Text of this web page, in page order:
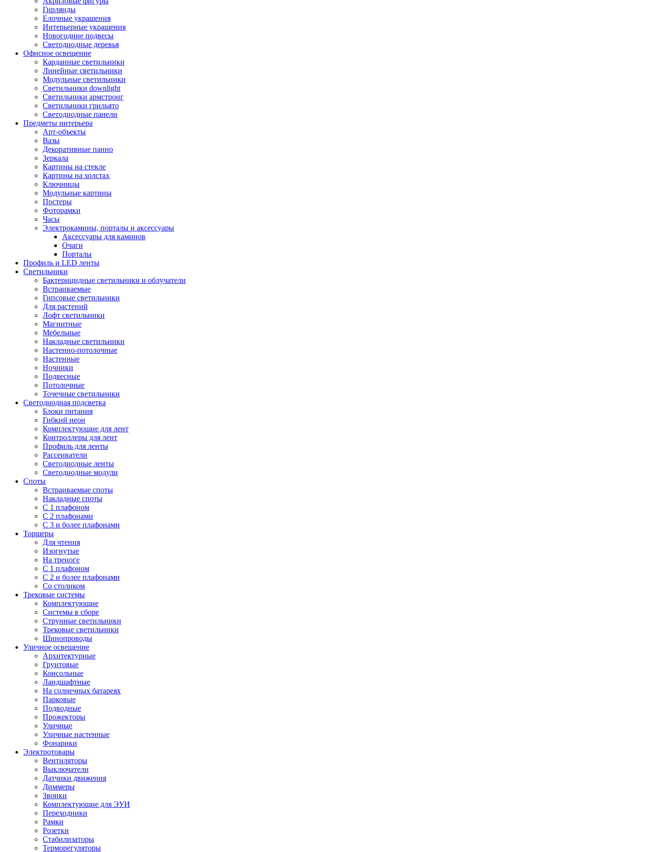
Гирлянды
Елочные украшения
Интерьерные украшения
Новогодние подвесы
Светодиодные деревья
Офисное освещение
Карданные светильники
Линейные светильники
Модульные светильники
Светильники downlight
Светильники армстронг
Светильники грильято
Светодиодные панели
Предметы интерьера
Арт-объекты
Вазы
Декоративные панно
Зеркала
Картины на стекле
Картины на холстах
Ключницы
Модульные картины
Постеры
Фоторамки
Часы
Электрокамины, порталы и аксессуары
Аксессуары для каминов
Очаги
Порталы
Профиль и LED ленты
Светильники
Бактерицидные светильники и облучатели
Встраиваемые
Гипсовые светильники
Для растений
Лофт светильники
Магнитные
Мебельные
Накладные светильники
Настенно-потолочные
Настенные
Ночники
Подвесные
Потолочные
Точечные светильники
Светодиодная подсветка
Блоки питания
Гибкий неон
Комплектующие для лент
Контроллеры для лент
Профиль для ленты
Рассеиватели
Светодиодные ленты
Светодиодные модули
Споты
Встраиваемые споты
Накладные споты
С 1 плафоном
С 2 плафонами
С 3 и более плафонами
Торшеры
Для чтения
Изогнутые
На треноге
С 1 плафоном
С 2 и более плафонами
Со столиком
Трековые системы
Комплектующие
Системы в сборе
Струнные светильники
Трековые светильники
Шинопроводы
Уличное освещение
Архитектурные
Грунтовые
Консольные
Ландшафтные
На солнечных батареях
Парковые
Подводные
Прожекторы
Уличные
Уличные настенные
Фонарики
Электротовары
Вентиляторы
Выключатели
Датчики движения
Диммеры
Звонки
Комплектующие для ЭУИ
Переходники
Рамки
Розетки
Стабилизаторы
Терморегуляторы